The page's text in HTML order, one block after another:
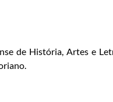
de História, Artes e